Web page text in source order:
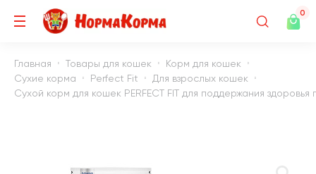
0
Главная Товары для кошек
Корм для кошек
Сухие корма
Perfect Fit
Для взрослых кошек
Сухой корм для кошек PERFECT FIT для поддержания